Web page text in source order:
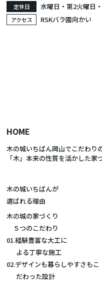
定休日 水曜日・第2火曜日
アクセス RSKバラ園向かい
HOME
木の城いちばん岡山でこだわり
「木」本来の性質を活かした家
木の城いちばんが
選ばれる理由
木の城の家づくり
５つのこだわり
01.経験豊富な大工に
よる丁寧な施工
02.デザインも暮らしやすさもこ
だわった設計